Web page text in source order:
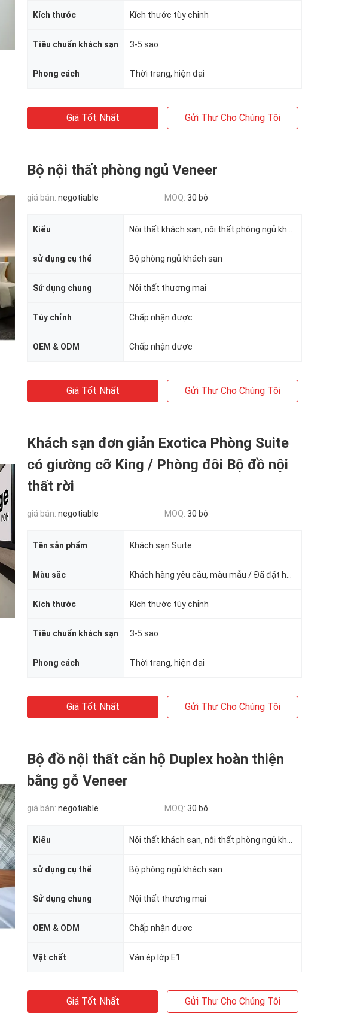
Kích thước Kích thước tùy chỉnh
Tiêu chuẩn khách sạn 3-5 sao
Phong cách Thời trang, hiện đại
Giá Tốt Nhất Gửi Thư Cho Chúng Tôi
Bộ nội thất phòng ngủ Veneer
giá bán: negotiable MOQ: 30 bộ
Kiểu
sử dụng cụ thể Bộ phòng ngủ khách sạn
Sử dụng chung Nội thất thương mại
Tùy chỉnh Chấp nhận được
OEM & ODM Chấp nhận được
Giá Tốt Nhất Gửi Thư Cho Chúng Tôi
Khách sạn đơn giản Exotica Phòng Suite
có giường cỡ King / Phòng đôi Bộ đồ nội
thất rời
giá bán: negotiable MOQ: 30 bộ
Tên sản phẩm Khách sạn Suite
Màu sắc
Kích thước Kích thước tùy chỉnh
Tiêu chuẩn khách sạn 3-5 sao
Phong cách Thời trang, hiện đại
Giá Tốt Nhất Gửi Thư Cho Chúng Tôi
Bộ đồ nội thất căn hộ Duplex hoàn thiện
bằng gỗ Veneer
giá bán: negotiable MOQ: 30 bộ
Kiểu
sử dụng cụ thể Bộ phòng ngủ khách sạn
Sử dụng chung Nội thất thương mại
OEM & ODM Chấp nhận được
Vật chất Ván ép lớp E1
Giá Tốt Nhất Gửi Thư Cho Chúng Tôi